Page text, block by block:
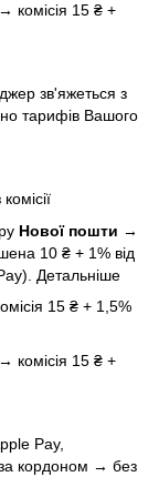
→ комісія 15 ₴ +
зв'яжеться з
тарифів Вашого
Нової пошти →
10 ₴ + 1% від
Детальніше
15 ₴ + 1,5%
→ комісія 15 ₴ +
Pay,
кордоном → без